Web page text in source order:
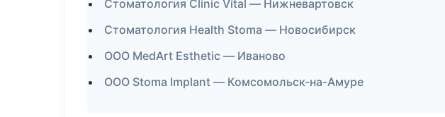
Стоматология Clinic Vital — Нижневартовск
Стоматология Health Stoma — Новосибирск
ООО MedArt Esthetic — Иваново
ООО Stoma Implant — Комсомольск-на-Амуре